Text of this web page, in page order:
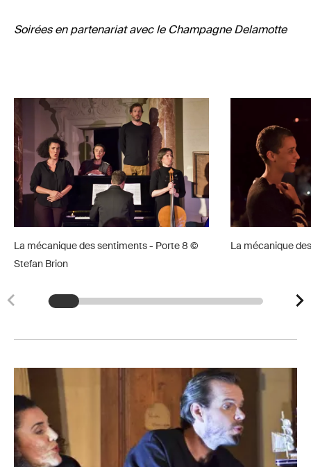
Soirées en partenariat avec le Champagne Delamotte
La mécanique des sentiments - Porte 8 ©
Stefan Brion
La mécanique